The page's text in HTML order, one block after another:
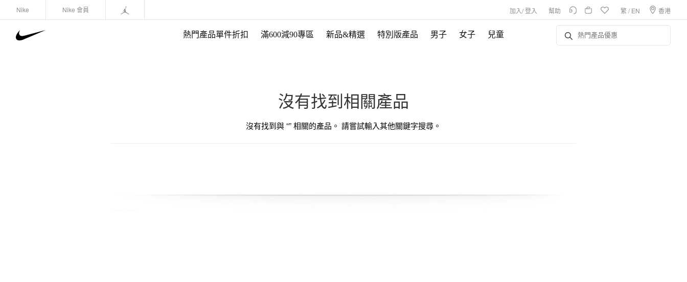
Nike Nike 會員 加入/登入 幫助 繁/ EN 香港
熱門產品單件折扣 滿600減90專區 新品&精選 特別版產品 男子 女子 兒童
沒有找到相關產品
沒有找到與 “” 相關的產品。 請嘗試輸入其他關鍵字搜尋。